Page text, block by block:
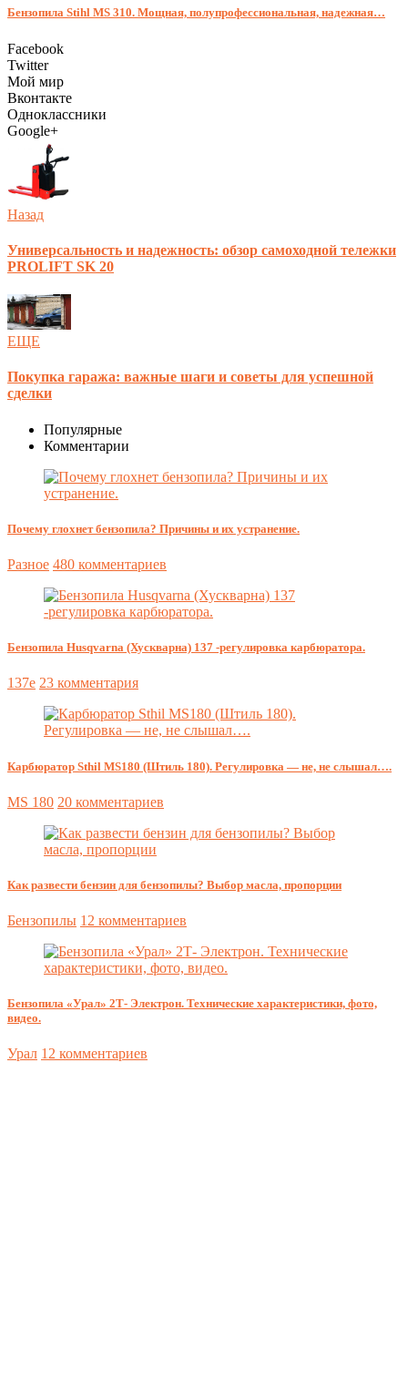
Бензопила Stihl MS 310. Мощная, полупрофессиональная, надежная…
Facebook
Twitter
Мой мир
Вконтакте
Одноклассники
Google+
Назад
Универсальность и надежность: обзор самоходной тележки
PROLIFT SK 20
ЕЩЕ
Покупка гаража: важные шаги и советы для успешной
сделки
Популярные
Комментарии
Почему глохнет бензопила? Причины и их устранение.
Разное 480 комментариев
Бензопила Husqvarna (Хускварна) 137 -регулировка карбюратора.
137e 23 комментария
Карбюратор Sthil MS180 (Штиль 180). Регулировка — не, не слышал….
MS 180 20 комментариев
Как развести бензин для бензопилы? Выбор масла, пропорции
Бензопилы 12 комментариев
Бензопила «Урал» 2Т- Электрон. Технические характеристики, фото,
видео.
Урал 12 комментариев